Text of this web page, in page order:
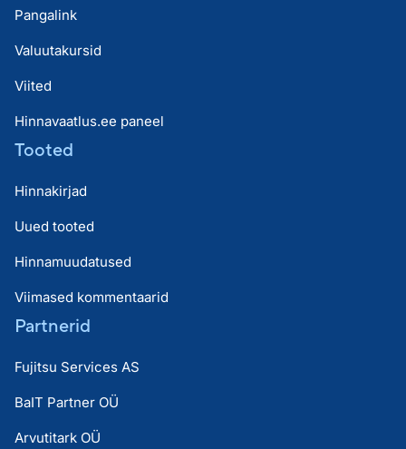
Pangalink
Valuutakursid
Viited
Hinnavaatlus.ee paneel
Tooted
Hinnakirjad
Uued tooted
Hinnamuudatused
Viimased kommentaarid
Partnerid
Fujitsu Services AS
BaIT Partner OÜ
Arvutitark OÜ